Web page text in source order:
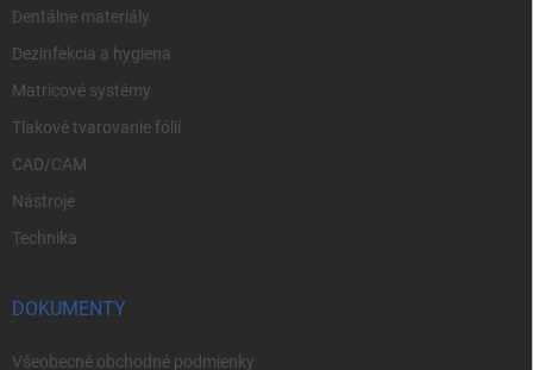
Dentálne materiály
Dezinfekcia a hygiena
Matricové systémy
Tlakové tvarovanie fólií
CAD/CAM
Nástroje
Technika
DOKUMENTY
Všeobecné obchodné podmienky